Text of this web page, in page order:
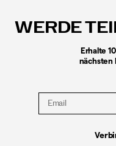
WERDE
Erhalte
nächsten